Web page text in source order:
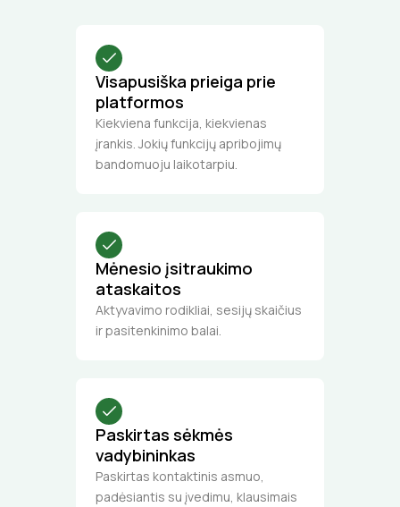
Visapusiška prieiga prie
platformos
Kiekviena funkcija, kiekvienas
įrankis. Jokių funkcijų apribojimų
bandomuoju laikotarpiu.
Mėnesio įsitraukimo
ataskaitos
Aktyvavimo rodikliai, sesijų skaičius
ir pasitenkinimo balai.
Paskirtas sėkmės
vadybininkas
Paskirtas kontaktinis asmuo,
padėsiantis su įvedimu, klausimais